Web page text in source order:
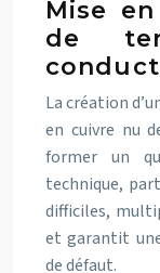
Mise
de
La création
en cuivre nu
former un
technique,
difficiles,
et garantit
de défaut.